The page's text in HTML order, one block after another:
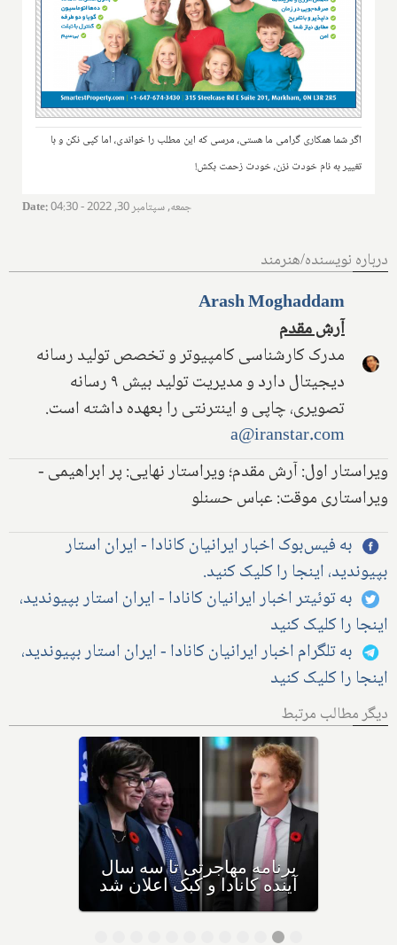
اگر شما همکاری گرامی ما هستی، مرسی که این مطلب را خواندی، اما کپی نکن و با
تغییر به نام خودت نزن، خودت زحمت بکش!
Date: جمعه, سپتامبر 30, 2022 - 04:30
درباره نویسنده/هنرمند
Arash Moghaddam
آرش مقدم
مدرک کارشناسی کامپیوتر و تخصص تولید رسانه
دیجیتال دارد و مدیریت تولید بیش ۹ رسانه
تصویری، چاپی و اینترنتی را بعهده داشته است.
a@iranstar.com
ویراستار اول: آرش مقدم؛ ویراستار نهایی: پر ابراهیمی -
ویراستاری موقت: عباس حسنلو
به فیس‌بوک اخبار ایرانیان کانادا - ایران استار
بپیوندید، اینجا را کلیک کنید.
به توئیتر اخبار ایرانیان کانادا - ایران استار بپیوندید،
اینجا را کلیک کنید
به تلگرام اخبار ایرانیان کانادا - ایران استار بپیوندید،
اینجا را کلیک کنید
دیگر مطالب مرتبط
بیش از نیمی از مهاجران جدید
به کانادا، خیلی زود به کشور
دیگری مهاجرت می‌کنند